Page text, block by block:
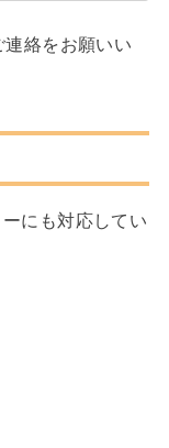
絡をお願いい
にも対応してい